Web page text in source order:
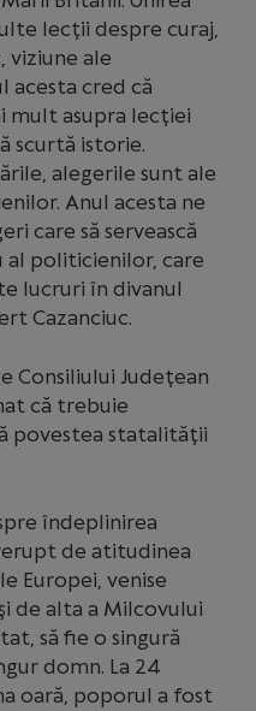
lecţii despre curaj,
ale
acesta cred că
mult asupra lecţiei
scurtă istorie.
alegerile sunt ale
Anul acesta ne
care să servească
al politicienilor, care
lucruri în divanul
Cazanciuc.
Consiliului Judeţean
că trebuie
povestea statalităţii
îndeplinirea
de atitudinea
Europei, venise
de alta a Milcovului
să fie o singură
domn. La 24
oară, poporul a fost